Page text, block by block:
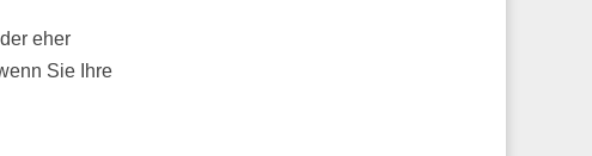
eher
Sie Ihre